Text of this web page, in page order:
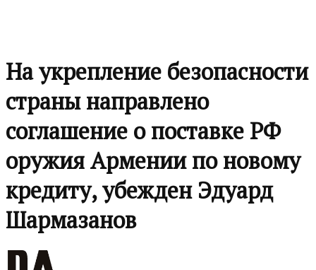
На укрепление безопасности
страны направлено
соглашение о поставке РФ
оружия Армении по новому
кредиту, убежден Эдуард
Шармазанов